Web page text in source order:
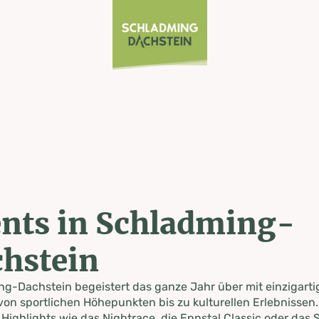
in Schladming-
Dachstein begeistert das ganze Jahr über mit
sportlichen Höhepunkten bis zu kulturellen Erlebnissen.